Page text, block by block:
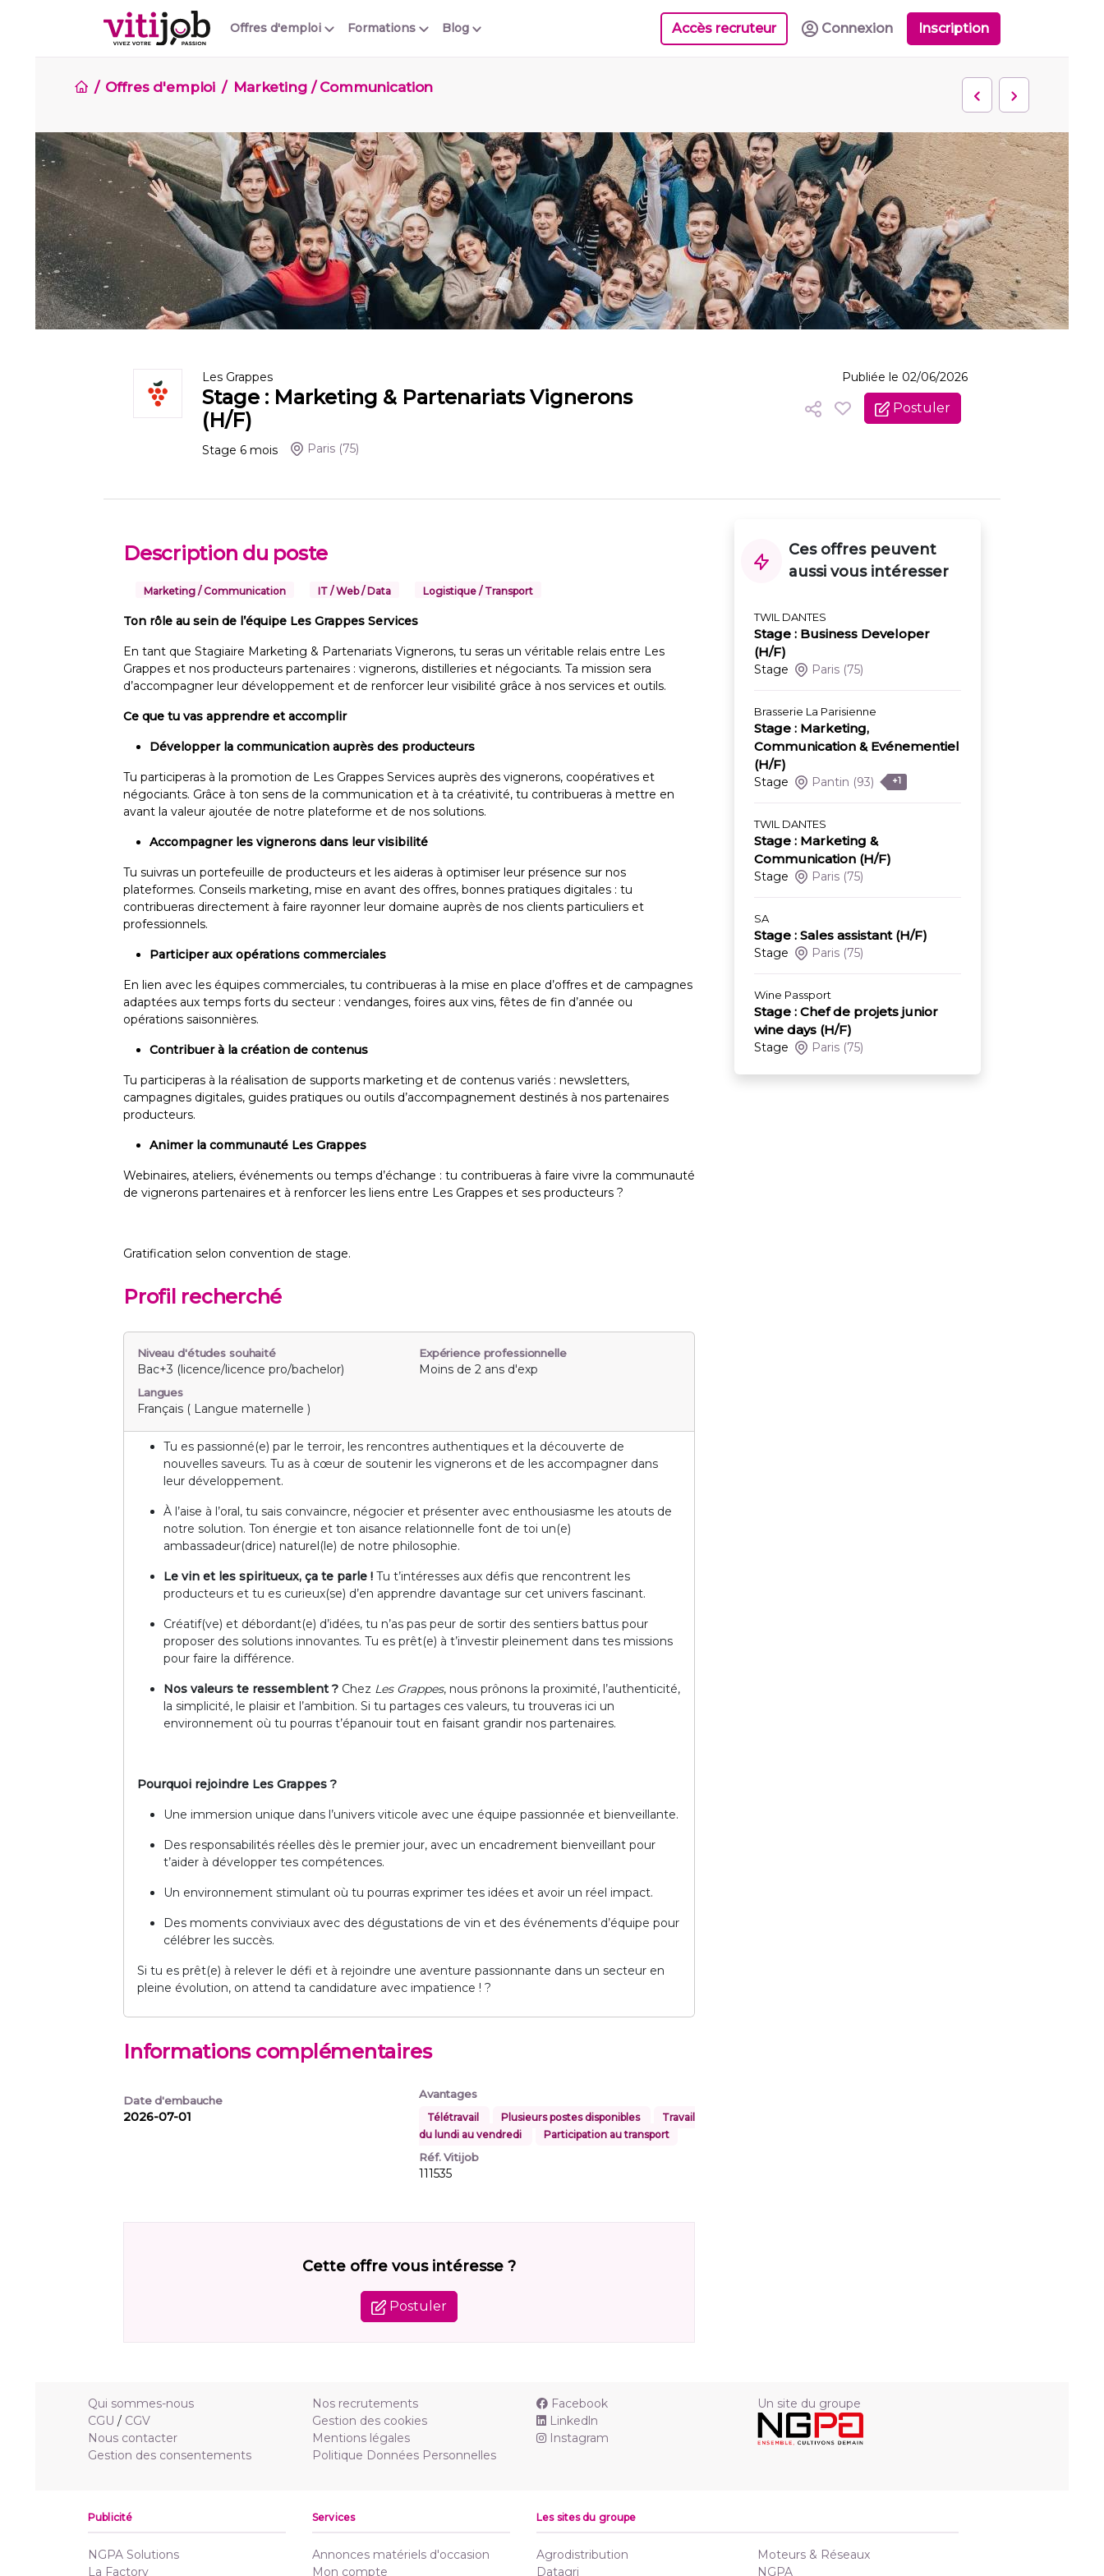
Offres d'emploi Blog
Formations Accès recruteur Connexion Inscription
Offres d'emploi Marketing / Communication
Les Grappes
Stage : Marketing & Partenariats Vignerons
(H/F)
Stage 6 mois Paris (75)
Publiée le 02/06/2026
Postuler
Description du poste
Marketing / Communication IT / Web / Data Logistique / Transport
Ton rôle au sein de l’équipe Les Grappes Services
En tant que Stagiaire Marketing & Partenariats Vignerons, tu seras un véritable relais entre Les
Grappes et nos producteurs partenaires : vignerons, distilleries et négociants. Ta mission sera
d’accompagner leur développement et de renforcer leur visibilité grâce à nos services et outils.
Ce que tu vas apprendre et accomplir
Développer la communication auprès des producteurs
Tu participeras à la promotion de Les Grappes Services auprès des vignerons, coopératives et
négociants. Grâce à ton sens de la communication et à ta créativité, tu contribueras à mettre en
avant la valeur ajoutée de notre plateforme et de nos solutions.
Accompagner les vignerons dans leur visibilité
Tu suivras un portefeuille de producteurs et les aideras à optimiser leur présence sur nos
plateformes. Conseils marketing, mise en avant des offres, bonnes pratiques digitales : tu
contribueras directement à faire rayonner leur domaine auprès de nos clients particuliers et
professionnels.
Participer aux opérations commerciales
En lien avec les équipes commerciales, tu contribueras à la mise en place d’offres et de campagnes
adaptées aux temps forts du secteur : vendanges, foires aux vins, fêtes de fin d’année ou
opérations saisonnières.
Contribuer à la création de contenus
Tu participeras à la réalisation de supports marketing et de contenus variés : newsletters,
campagnes digitales, guides pratiques ou outils d’accompagnement destinés à nos partenaires
producteurs.
Animer la communauté Les Grappes
Webinaires, ateliers, événements ou temps d’échange : tu contribueras à faire vivre la communauté
de vignerons partenaires et à renforcer les liens entre Les Grappes et ses producteurs ?
Gratification selon convention de stage.
Profil recherché
Niveau d'études souhaité
Bac+3 (licence/licence pro/bachelor)
Langues
Français ( Langue maternelle )
Expérience professionnelle
Moins de 2 ans d'exp
Tu es passionné(e) par le terroir, les rencontres authentiques et la découverte de
nouvelles saveurs. Tu as à cœur de soutenir les vignerons et de les accompagner dans
leur développement.
À l’aise à l’oral, tu sais convaincre, négocier et présenter avec enthousiasme les atouts de
notre solution. Ton énergie et ton aisance relationnelle font de toi un(e)
ambassadeur(drice) naturel(le) de notre philosophie.
Le vin et les spiritueux, ça te parle ! Tu t’intéresses aux défis que rencontrent les
producteurs et tu es curieux(se) d’en apprendre davantage sur cet univers fascinant.
Créatif(ve) et débordant(e) d’idées, tu n’as pas peur de sortir des sentiers battus pour
proposer des solutions innovantes. Tu es prêt(e) à t’investir pleinement dans tes missions
pour faire la différence.
Nos valeurs te ressemblent ? Chez Les Grappes, nous prônons la proximité, l’authenticité,
la simplicité, le plaisir et l’ambition. Si tu partages ces valeurs, tu trouveras ici un
environnement où tu pourras t’épanouir tout en faisant grandir nos partenaires.
Pourquoi rejoindre Les Grappes ?
Une immersion unique dans l’univers viticole avec une équipe passionnée et bienveillante.
Des responsabilités réelles dès le premier jour, avec un encadrement bienveillant pour
t’aider à développer tes compétences.
Un environnement stimulant où tu pourras exprimer tes idées et avoir un réel impact.
Des moments conviviaux avec des dégustations de vin et des événements d’équipe pour
célébrer les succès.
Si tu es prêt(e) à relever le défi et à rejoindre une aventure passionnante dans un secteur en
pleine évolution, on attend ta candidature avec impatience ! ?
Informations complémentaires
Date d'embauche
2026-07-01
Avantages
Télétravail Plusieurs postes disponibles
Travail
du lundi au vendredi
Participation au transport
Réf. Vitijob
111535
Cette offre vous intéresse ?
Postuler
Ces offres peuvent
aussi vous intéresser
TWIL DANTES
Stage : Business Developer
(H/F)
Stage Paris (75)
Brasserie La Parisienne
Stage : Marketing,
Communication & Evénementiel
(H/F)
Stage Pantin (93) +1
TWIL DANTES
Stage : Marketing &
Communication (H/F)
Stage Paris (75)
SA
Stage : Sales assistant (H/F)
Stage Paris (75)
Wine Passport
Stage : Chef de projets junior
wine days (H/F)
Stage Paris (75)
Qui sommes-nous
CGU / CGV
Nous contacter
Gestion des consentements
Nos recrutements
Gestion des cookies
Mentions légales
Politique Données Personnelles
Facebook
Linkedln
Instagram
Un site du groupe
Publicité
NGPA Solutions
La Factory
Services
Annonces matériels d'occasion
Mon compte
Les sites du groupe
Agrodistribution
Datagri
Moteurs & Réseaux
NGPA